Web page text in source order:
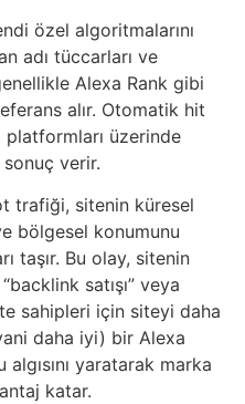
özel algoritmalarını
adı tüccarları ve
Alexa Rank gibi
alır. Otomatik hit
üzerinde
sonuç verir.
trafiği, sitenin küresel
bölgesel konumunu
taşır. Bu olay, sitenin
satışı” veya
sahipleri için siteyi daha
daha iyi) bir Alexa
yaratarak marka
katar.